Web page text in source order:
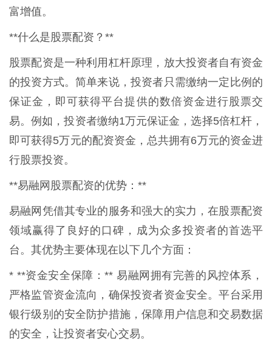
富增值。
**什么是股票配资？**
股票配资是一种利用杠杆原理，放大投资者自有资金
的投资方式。简单来说，投资者只需缴纳一定比例的
保证金，即可获得平台提供的数倍资金进行股票交
易。例如，投资者缴纳1万元保证金，选择5倍杠杆，
即可获得5万元的配资资金，总共拥有6万元的资金进
行股票投资。
**易融网股票配资的优势：**
易融网凭借其专业的服务和强大的实力，在股票配资
领域赢得了良好的口碑，成为众多投资者的首选平
台。其优势主要体现在以下几个方面：
* **资金安全保障：** 易融网拥有完善的风控体系，
严格监管资金流向，确保投资者资金安全。平台采用
银行级别的安全防护措施，保障用户信息和交易数据
的安全，让投资者安心交易。